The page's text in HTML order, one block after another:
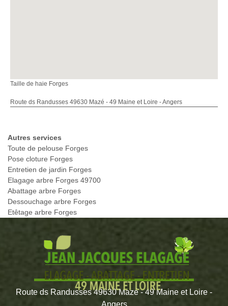
Taille de haie Forges
Route ds Randusses 49630 Mazé - 49 Maine et Loire - Angers
Autres services
Toute de pelouse Forges
Pose cloture Forges
Entretien de jardin Forges
Elagage arbre Forges 49700
Abattage arbre Forges
Dessouchage arbre Forges
Etêtage arbre Forges
Route ds Randusses 49630 Mazé - 49 Maine et Loire -